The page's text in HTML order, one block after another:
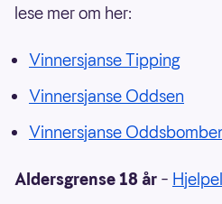
lese mer om her:
Vinnersjanse Tipping
Vinnersjanse Oddsen
Vinnersjanse
Aldersgrense 18 år –